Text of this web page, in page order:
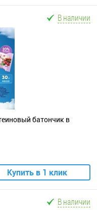
В наличии
батончик в
Купить в 1 клик
В наличии